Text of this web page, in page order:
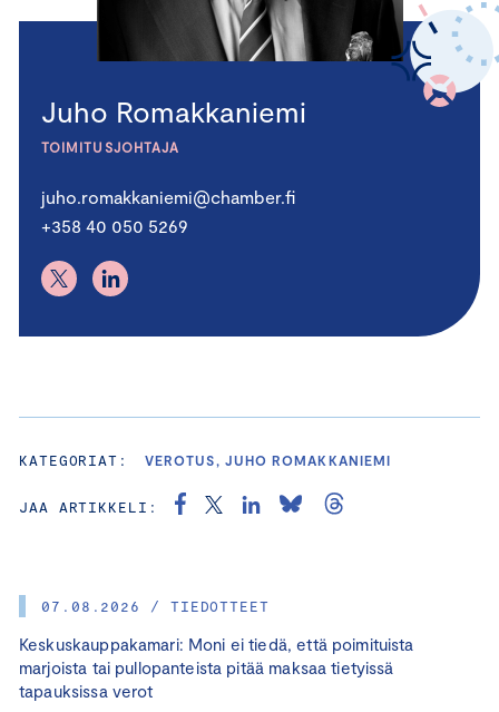
07.08.2026 / TIEDOTTEET
Keskuskauppakamari: Moni ei tiedä, että poimituista
marjoista tai pullopanteista pitää maksaa tietyissä
tapauksissa verot
Juho Romakkaniemi
TOIMITUSJOHTAJA
juho.romakkaniemi@chamber.fi
+358 40 050 5269
KATEGORIAT: VEROTUS, JUHO ROMAKKANIEMI
JAA ARTIKKELI: